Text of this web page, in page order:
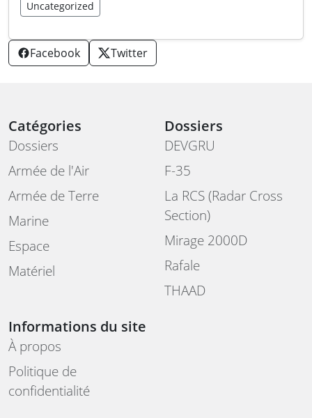
Uncategorized
Facebook Twitter
Catégories
Dossiers
Armée de l'Air
Armée de Terre
Marine
Espace
Matériel
Dossiers
DEVGRU
F-35
La RCS (Radar Cross
Section)
Mirage 2000D
Rafale
THAAD
Informations du site
À propos
Politique de
confidentialité